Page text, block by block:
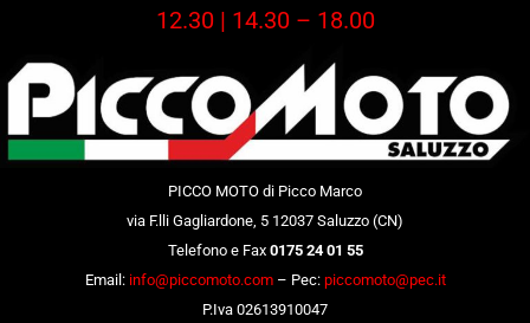
12.30 | 14.30 – 18.00
PICCO MOTO di Picco Marco
via F.lli Gagliardone, 5 12037 Saluzzo (CN)
Telefono e Fax 0175 24 01 55
Email: info@piccomoto.com– Pec: piccomoto@pec.it
P.Iva 02613910047